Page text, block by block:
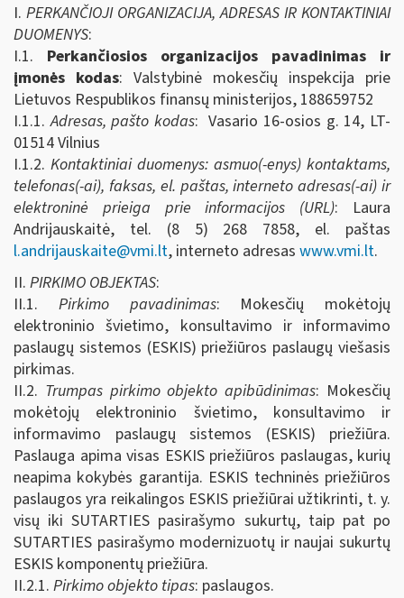
I. PERKANČIOJI ORGANIZACIJA, ADRESAS IR KONTAKTINIAI
DUOMENYS:
I.1. Perkančiosios organizacijos pavadinimas ir
įmonės kodas: Valstybinė mokesčių inspekcija prie
Lietuvos Respublikos finansų ministerijos, 188659752
I.1.1.Adresas, pašto kodas: Vasario 16-osios g. 14, LT-
01514 Vilnius
I.1.2. Kontaktiniai duomenys: asmuo(-enys) kontaktams,
telefonas(-ai), faksas, el. paštas, interneto adresas(-ai) ir
elektroninė prieiga prie informacijos (URL): Laura
Andrijauskaitė, tel. (8 5) 268 7858, el. paštas
l.andrijauskaite@vmi.lt, interneto adresas www.vmi.lt.
II. PIRKIMO OBJEKTAS:
II.1. Pirkimo pavadinimas: Mokesčių mokėtojų
elektroninio švietimo, konsultavimo ir informavimo
paslaugų sistemos (ESKIS) priežiūros paslaugų viešasis
pirkimas.
II.2. Trumpas pirkimo objekto apibūdinimas: Mokesčių
mokėtojų elektroninio švietimo, konsultavimo ir
informavimo paslaugų sistemos (ESKIS) priežiūra.
Paslauga apima visas ESKIS priežiūros paslaugas, kurių
neapima kokybės garantija. ESKIS techninės priežiūros
paslaugos yra reikalingos ESKIS priežiūrai užtikrinti, t. y.
visų iki SUTARTIES pasirašymo sukurtų, taip pat po
SUTARTIES pasirašymo modernizuotų ir naujai sukurtų
ESKIS komponentų priežiūra.
II.2.1. Pirkimo objekto tipas: paslaugos.